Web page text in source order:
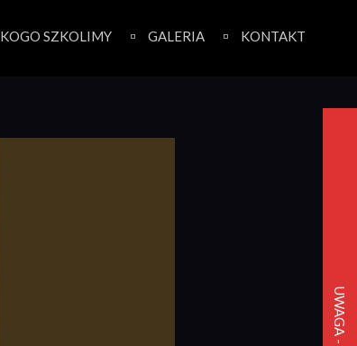
KOGO SZKOLIMY GALERIA KONTAKT